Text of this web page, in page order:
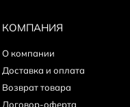
КОМПАНИЯ
О компании
Доставка и оплата
Возврат товара
Договор-оферта